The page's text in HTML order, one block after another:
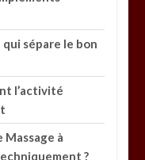
sépare le bon
l’activité
à
?